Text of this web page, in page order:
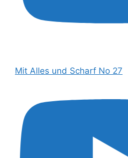
Mit Alles und Scharf No 27